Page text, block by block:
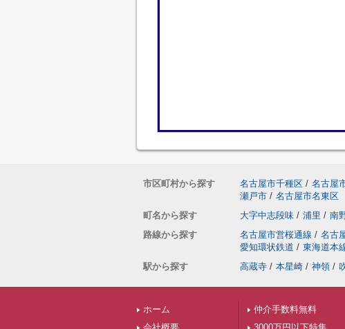
市区町村から探す 名古屋市千種区 / 名古屋
瀬戸市 / 名古屋市名東区
町名から探す
大字中志段味 / 浦里 / 南
路線から探す
名古屋市営桜通線 / 名古
愛知環状鉄道 / 東海道本
駅から探す
高蔵寺 / 本星崎 / 神領 /
ホーム
仲介手数料無料